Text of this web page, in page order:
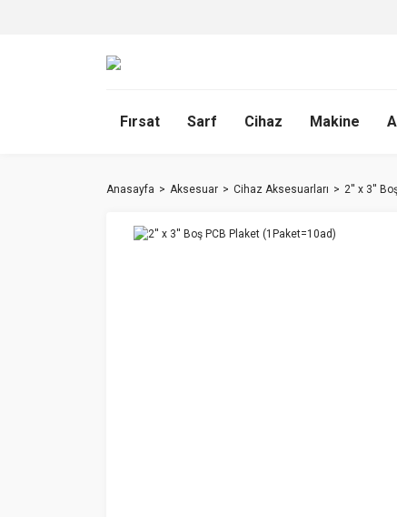
Fırsat Sarf Cihaz Makine
Anasayfa Aksesuar Cihaz Aksesuarları 2'' x 3''